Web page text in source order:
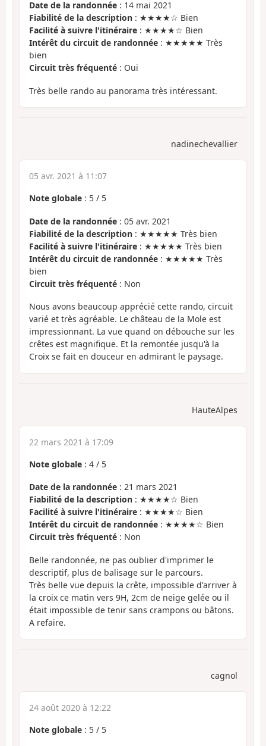
Date de la randonnée : 14 mai 2021
Fiabilité de la description : ★★★★☆ Bien
Facilité à suivre l'itinéraire : ★★★★☆ Bien
Intérêt du circuit de randonnée : ★★★★★ Très
bien
Circuit très fréquenté : Oui
Très belle rando au panorama très intéressant.
nadinechevallier
05 avr. 2021 à 11:07
Note globale : 5 / 5
Date de la randonnée : 05 avr. 2021
Fiabilité de la description : ★★★★★ Très bien
Facilité à suivre l'itinéraire : ★★★★★ Très bien
Intérêt du circuit de randonnée : ★★★★★ Très
bien
Circuit très fréquenté : Non
Nous avons beaucoup apprécié cette rando, circuit
varié et très agréable. Le château de la Mole est
impressionnant. La vue quand on débouche sur les
crêtes est magnifique. Et la remontée jusqu'à la
Croix se fait en douceur en admirant le paysage.
HauteAlpes
22 mars 2021 à 17:09
Note globale : 4 / 5
Date de la randonnée : 21 mars 2021
Fiabilité de la description : ★★★★☆ Bien
Facilité à suivre l'itinéraire : ★★★★☆ Bien
Intérêt du circuit de randonnée : ★★★★☆ Bien
Circuit très fréquenté : Non
Belle randonnée, ne pas oublier d'imprimer le
descriptif, plus de balisage sur le parcours.
Très belle vue depuis la crête, impossible d'arriver à
la croix ce matin vers 9H, 2cm de neige gelée ou il
était impossible de tenir sans crampons ou bâtons.
A refaire.
cagnol
24 août 2020 à 12:22
Note globale : 5 / 5